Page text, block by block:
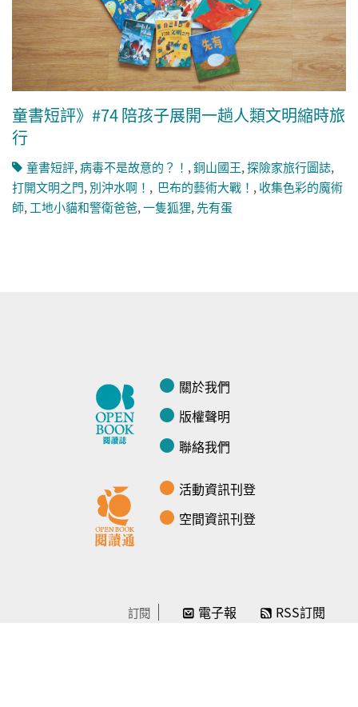
童書短評》#74 陪孩子展開一趟人類文明縮時旅
行
童書短評,病毒不是故意的？！ ,銅山國王,探險家旅行圖誌,
打開文明之門,別沖水啊！ , 巴布的藝術大戰！ ,收集色彩的魔術
師,工地小貓和警衛爸爸,一隻狐狸,先有蛋
關於我們
版權聲明
聯絡我們
活動資訊刊登
空間資訊刊登
訂閱 電子報 RSS訂閱